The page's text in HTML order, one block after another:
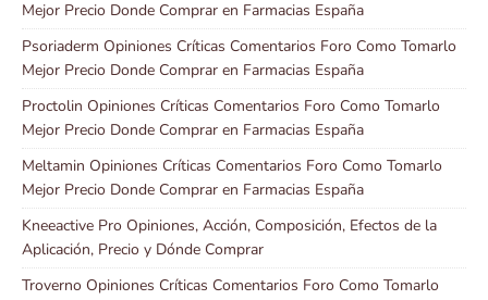
Mejor Precio Donde Comprar en Farmacias España
Psoriaderm Opiniones Críticas Comentarios Foro Como Tomarlo
Mejor Precio Donde Comprar en Farmacias España
Proctolin Opiniones Críticas Comentarios Foro Como Tomarlo
Mejor Precio Donde Comprar en Farmacias España
Meltamin Opiniones Críticas Comentarios Foro Como Tomarlo
Mejor Precio Donde Comprar en Farmacias España
Kneeactive Pro Opiniones, Acción, Composición, Efectos de la
Aplicación, Precio y Dónde Comprar
Troverno Opiniones Críticas Comentarios Foro Como Tomarlo